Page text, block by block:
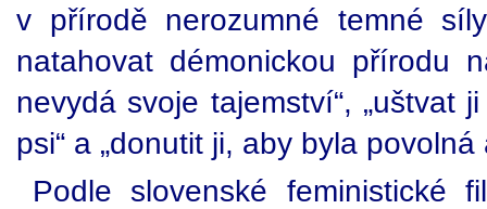
v přírodě nerozumné temné
natahovat démonickou přírodu
nevydá svoje tajemství“, „uštvat
psi“ a „donutit ji, aby byla povolná
Podle slovenské feministické